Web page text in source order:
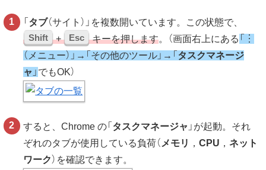
「 タブ（サイト）」を複数開いています。この状態で、
Shift + Esc キーを押します。（画面右上にある 「︙
（メニュー）」→「その他のツール」→「 タスクマネージ
ャ 」 でもOK）
すると、Chrome の「 タスクマネージャ 」が起動。それ
ぞれのタブが使用している負荷（ メモリ ，CPU ，ネット
ワーク ）を確認できます。